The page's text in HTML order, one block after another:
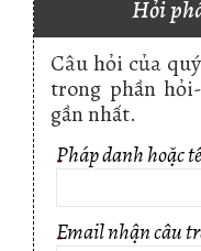
Hỏi
Câu hỏi của
trong phần
gần nhất.
Pháp danh hoặc
*
Email nhận câu
*